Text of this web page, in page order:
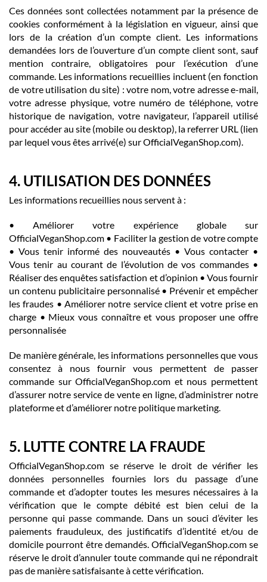
Ces données sont collectées notamment par la présence de
cookies conformément à la législation en vigueur, ainsi que
lors de la création d’un compte client. Les informations
demandées lors de l’ouverture d’un compte client sont, sauf
mention contraire, obligatoires pour l’exécution d’une
commande. Les informations recueillies incluent (en fonction
de votre utilisation du site) : votre nom, votre adresse e-mail,
votre adresse physique, votre numéro de téléphone, votre
historique de navigation, votre navigateur, l’appareil utilisé
pour accéder au site (mobile ou desktop), la referrer URL (lien
par lequel vous êtes arrivé(e) sur OfficialVeganShop.com).
4. UTILISATION DES DONNÉES
Les informations recueillies nous servent à :
• Améliorer votre expérience globale sur
OfficialVeganShop.com • Faciliter la gestion de votre compte
• Vous tenir informé des nouveautés • Vous contacter •
Vous tenir au courant de l’évolution de vos commandes •
Réaliser des enquêtes satisfaction et d’opinion • Vous fournir
un contenu publicitaire personnalisé • Prévenir et empêcher
les fraudes • Améliorer notre service client et votre prise en
charge • Mieux vous connaître et vous proposer une offre
personnalisée
De manière générale, les informations personnelles que vous
consentez à nous fournir vous permettent de passer
commande sur OfficialVeganShop.com et nous permettent
d’assurer notre service de vente en ligne, d’administrer notre
plateforme et d’améliorer notre politique marketing.
5. LUTTE CONTRE LA FRAUDE
OfficialVeganShop.com se réserve le droit de vérifier les
données personnelles fournies lors du passage d’une
commande et d’adopter toutes les mesures nécessaires à la
vérification que le compte débité est bien celui de la
personne qui passe commande. Dans un souci d’éviter les
paiements frauduleux, des justificatifs d’identité et/ou de
domicile pourront être demandés. OfficialVeganShop.com se
réserve le droit d’annuler toute commande qui ne répondrait
pas de manière satisfaisante à cette vérification.